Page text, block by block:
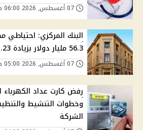
البنك المركزي: احتياطي
56.3 مليار دولار بزيادة 1.23 مليار في يوليو
رفض كارت عداد الكهرباء
وخطوات التنشيط
الشركة